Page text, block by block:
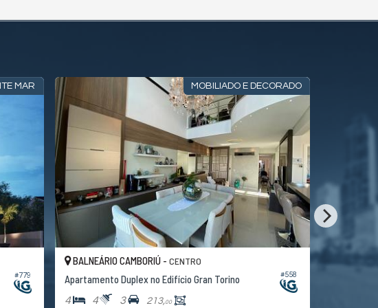
MAR
#779
MOBILIADO E DECORADO
#558
BALNEÁRIO CAMBORIÚ - CENTRO
Apartamento Duplex no Edifício Gran Torino
4 4 3 213,00